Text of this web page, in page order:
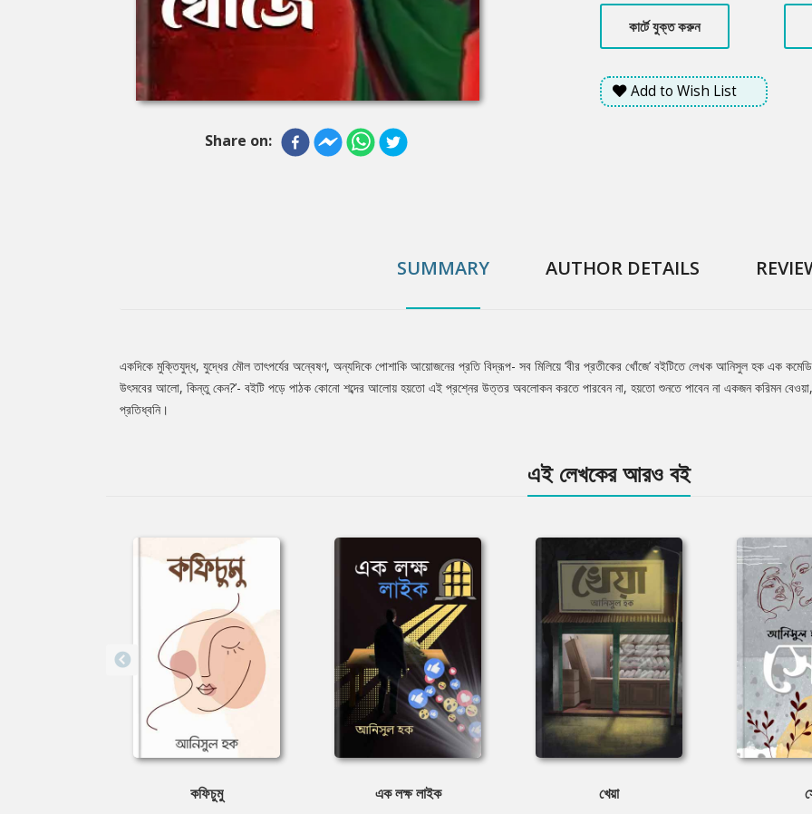
Share on:
মোমেনা বা সাবিনাদের বুকের ভেতর থেকে উঠে আসা
কার্টে যুক্ত করুন
Add to Wish List
SUMMARY AUTHOR DETAILS
Tab
একদিকে মুক্তিযুদ্ধ, যুদ্ধের মৌল তাৎপর্যের অন্বেষণ, অন্যদিকে পোশাকি আয়োজনের প্রতি বিদ্রূপ- সব মিলিয়ে ‘বীর প্রতীকের খোঁজে’ বইটিতে লেখক আনিসুল হক এক
উৎসবের আলো, কিন্তু কেন?’- বইটি পড়ে পাঠক কোনো শব্দের আলোয় হয়তো এই প্রশ্নের উত্তর অবলোকন করতে পারবেন না, হয়তো শুনতে পাবেন না একজন করিমন বেওয়া,
প্রতিধ্বনি।
এই লেখকের আরও বই
কফিচুমু এক লক্ষ লাইক খেয়া